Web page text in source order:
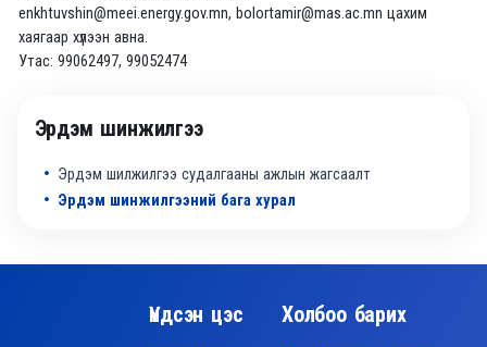
enkhtuvshin@meei.energy.gov.mn, bolortamir@mas.ac.mn цахим
хаягаар хүлээн авна.
Утас: 99062497, 99052474
Эрдэм шинжилгээ
Эрдэм шилжилгээ судалгааны ажлын жагсаалт
Эрдэм шинжилгээний бага хурал
Үндсэн цэс Холбоо барих